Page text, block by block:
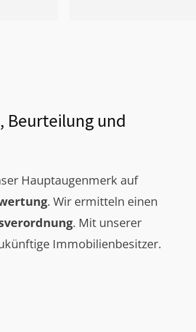
Beurteilung und
Hauptaugenmerk auf
. Wir ermitteln einen
. Mit unserer
Immobilienbesitzer.